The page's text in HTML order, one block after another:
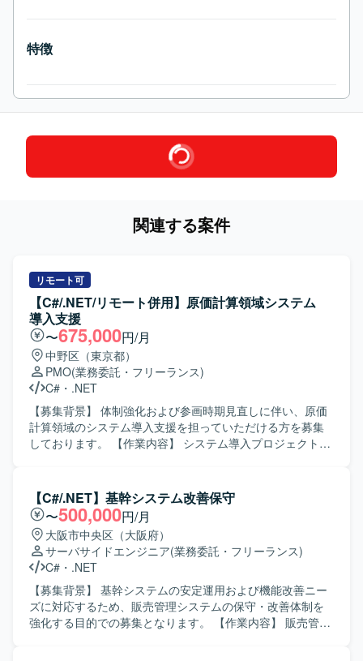
特徴
関連する案件
リモート可
【C#/.NET/リモート併用】原価計算領域システム
導入支援
〜675,000円/月
中野区（東京都）
PMO(業務委託・フリーランス)
C# ・ .NET
【募集背景】 体制強化および参画時期見直しに伴い、原価
計算領域のシステム導入支援を担っていただける方を募集
しております。 【作業内容】 システム導入プロジェクトに
ける業務支援を中心に対応していただきます。 プロジェク
トリーダーの補佐として、設計内容の整理や関係者との調
整などを行っていただきます。 【求める人物像】 会計や生
産管理の業務を理解しながら、システム導入に主体的に関
わっていただける方を求めております。 リーダー補佐とし
て周囲とコミュニケーションを取りつつ、責任感を持って
業務を推進いただける方を歓迎いたします。 【ポジション
の魅力】 管理会計・原価計算領域に特化した業務知識を活
かしつつ、システム導入プロジェクトの上流工程に関わる
【C#/.NET】基幹システム改善保守
〜500,000円/月
大阪市中央区（大阪府）
サーバサイドエンジニア(業務委託・フリーランス)
C# ・ .NET
【募集背景】 基幹システムの安定運用および機能改善ニー
ズに対応するため、販売管理システムの保守・改善体制を
強化する目的での募集となります。 【作業内容】 販売管理